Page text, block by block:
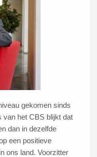
gekomen sinds
van het CBS blijkt dat
dan in dezelfde
een positieve
ons land. Voorzitter